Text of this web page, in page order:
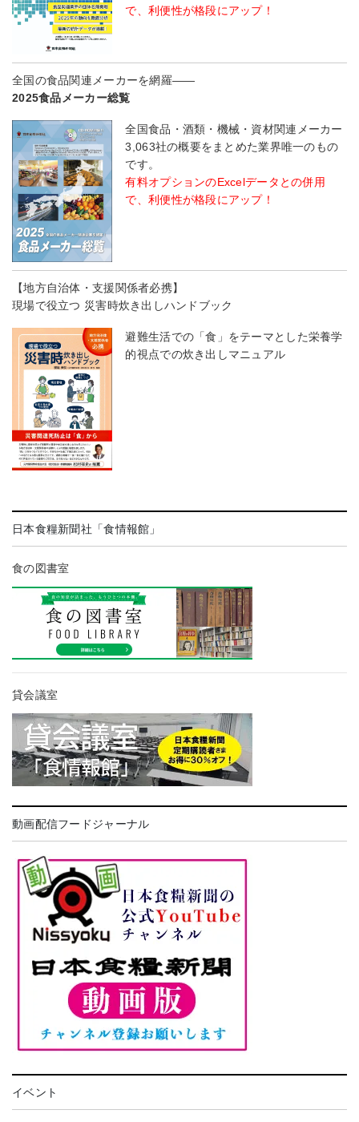
で、利便性が格段にアップ！
全国の食品関連メーカーを網羅――
2025食品メーカー総覧
全国食品・酒類・機械・資材関連メーカー
3,063社の概要をまとめた業界唯一のもの
です。
有料オプションのExcelデータとの併用
で、利便性が格段にアップ！
【地方自治体・支援関係者必携】
現場で役立つ 災害時炊き出しハンドブック
避難生活での「食」をテーマとした栄養学
的視点での炊き出しマニュアル
日本食糧新聞社「食情報館」
食の図書室
貸会議室
動画配信フードジャーナル
イベント